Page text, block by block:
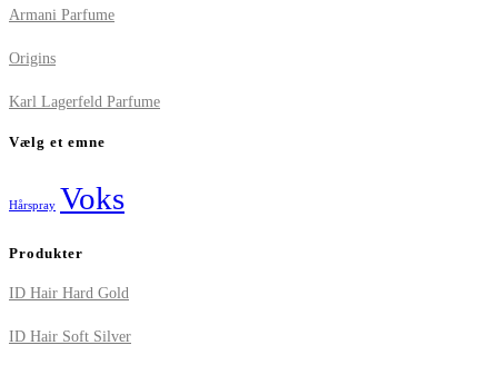
Armani Parfume
Origins
Karl Lagerfeld Parfume
Vælg et emne
Hårspray Voks
Produkter
ID Hair Hard Gold
ID Hair Soft Silver